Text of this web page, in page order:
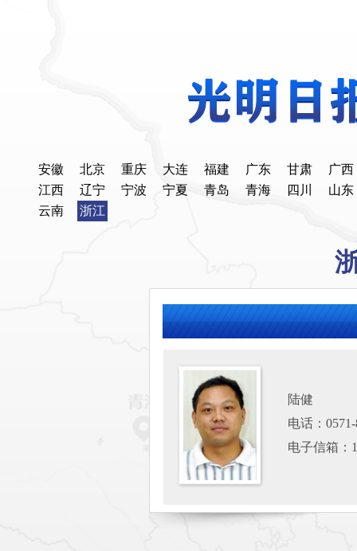
安徽 北京 重庆 大连 福建 广东 甘肃
广西
江西
辽宁 宁波 宁夏 青岛 青海 四川
山东
云南
浙江
陆健
电话：
电子信箱：